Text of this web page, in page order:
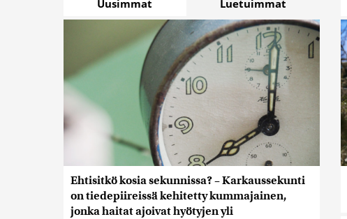
Uusimmat Luetuimmat
Ehtisitkö kosia sekunnissa? – Karkaussekunti
on tiedepiireissä kehitetty kummajainen,
jonka haitat ajoivat hyötyjen yli